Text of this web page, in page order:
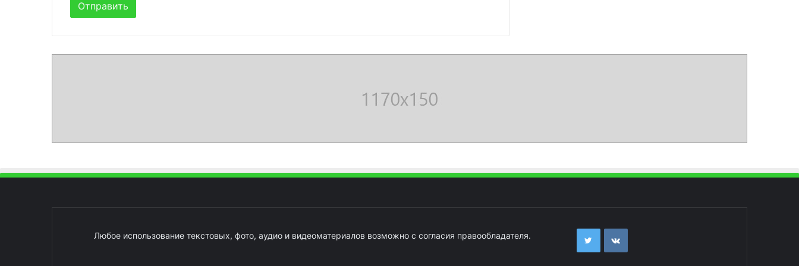
Любое использование текстовых, фото, аудио и видеоматериалов возможно с согласия правообладателя.